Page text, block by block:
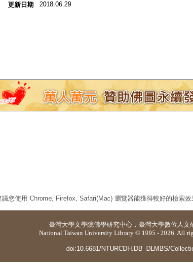
更新日期 2018.06.29
議您使用 Chrome, Firefox, Safari(Mac) 瀏覽器能獲得較好的檢索效
臺灣大學文學院佛學研究中心 ． 臺灣大學數位人文
National Taiwan University Library © 1995 - 2026. All
doi:10.6681/NTURCDH.DB_DLMBS/